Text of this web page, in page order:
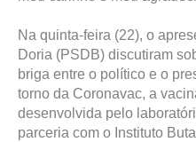
Na quinta-feira (22), o
Doria (PSDB) discutiram
briga entre o político e o
torno da Coronavac, a
desenvolvida pelo
parceria com o Instituto